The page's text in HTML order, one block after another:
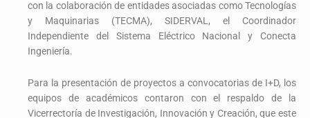
con la colaboración de entidades asociadas como Tecnologías
y Maquinarias (TECMA), SIDERVAL, el Coordinador
Independiente del Sistema Eléctrico Nacional y Conecta
Ingeniería.
Para la presentación de proyectos a convocatorias de I+D, los
equipos de académicos contaron con el respaldo de la
Vicerrectoría de Investigación, Innovación y Creación, que este